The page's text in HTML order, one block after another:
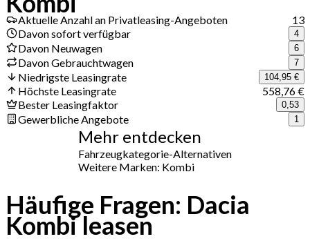
Aktuelle Anzahl an Privatleasing-Angeboten
13
Davon sofort verfügbar
4
Davon Neuwagen 6
Davon Gebrauchtwagen 7
Niedrigste Leasingrate 104,95 €
Höchste Leasingrate
558,76 €
Bester Leasingfaktor
0,53
Gewerbliche Angebote 1
Mehr entdecken
Fahrzeugkategorie-Alternativen
Weitere Marken: Kombi
Häufige Fragen: Dacia
Kombi leasen